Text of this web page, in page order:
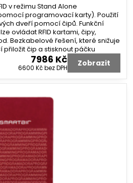
v režimu Stand Alone
programovací karty). Použití
dveří pomocí čipů. Funkční
ovládat RFID kartami, čipy,
Bezkabelové řešení, které snižuje
čip a stisknout páčku
7986 Kč
6600 Kčbez DPH Zobrazit